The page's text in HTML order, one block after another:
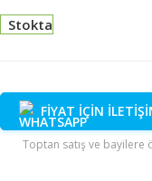
Stokta
FİYAT İÇİN
Toptan satış ve bayilere